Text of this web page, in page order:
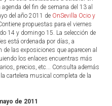
agenda del fin de semana del 13 al
del año 2011 de OnSevilla Ocio y
propuestas para el viernes
14 y domingo 15. La selección de
está ordenada por días, a
de las exposiciones que aparecen al
los enlaces encuentras más
precios, etc... Consulta además
cartelera musical completa de la
de 2011